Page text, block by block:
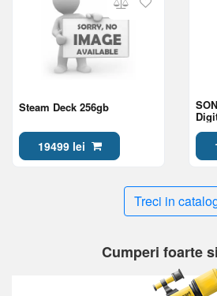
Steam Deck 256gb
19499 lei
Treci in
Cumperi foarte